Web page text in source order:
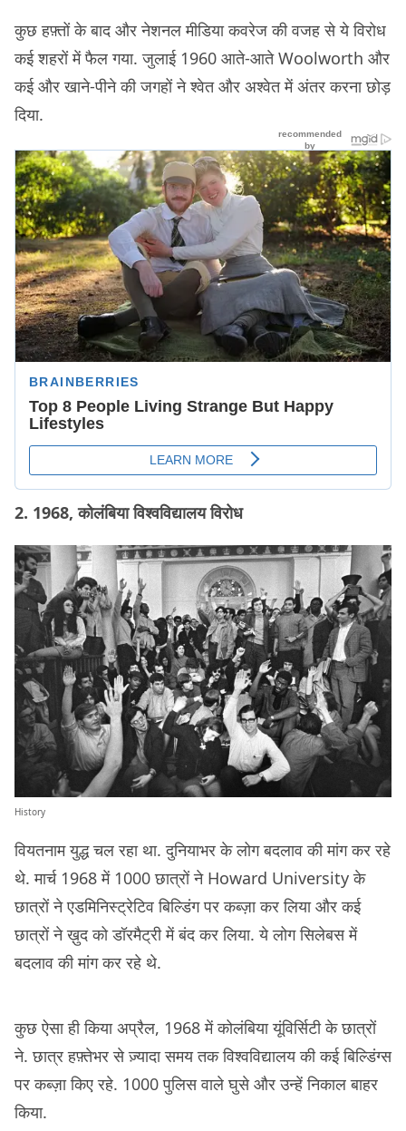
कुछ हफ़्तों के बाद और नेशनल मीडिया कवरेज की वजह से ये विरोध
कई शहरों में फैल गया. जुलाई 1960 आते-आते Woolworth और
कई और खाने-पीने की जगहों ने श्वेत और अश्वेत में अंतर करना छोड़
दिया.
2. 1968, कोलंबिया विश्वविद्यालय विरोध
History
वियतनाम युद्ध चल रहा था. दुनियाभर के लोग बदलाव की मांग कर रहे
थे. मार्च 1968 में 1000 छात्रों ने Howard University के
छात्रों ने एडमिनिस्ट्रेटिव बिल्डिंग पर कब्ज़ा कर लिया और कई
छात्रों ने ख़ुद को डॉरमैट्री में बंद कर लिया. ये लोग सिलेबस में
बदलाव की मांग कर रहे थे.
कुछ ऐसा ही किया अप्रैल, 1968 में कोलंबिया यूंविर्सिटी के छात्रों
ने. छात्र हफ़्तेभर से ज़्यादा समय तक विश्वविद्यालय की कई बिल्डिंग्स
पर कब्ज़ा किए रहे. 1000 पुलिस वाले घुसे और उन्हें निकाल बाहर
किया.